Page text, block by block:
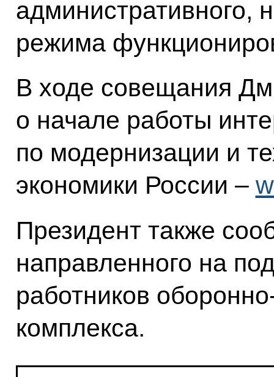
административного,
режима
В ходе совещания
о начале работы
по модернизации и
экономики России –
Президент также
направленного на
работников
комплекса.